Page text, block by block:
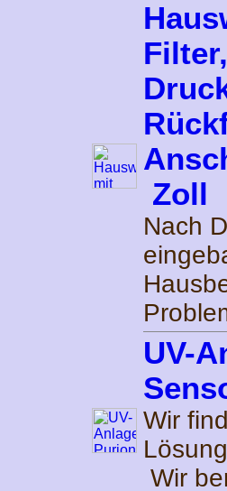
Zoll
Nach
UV-
Wir
Wir